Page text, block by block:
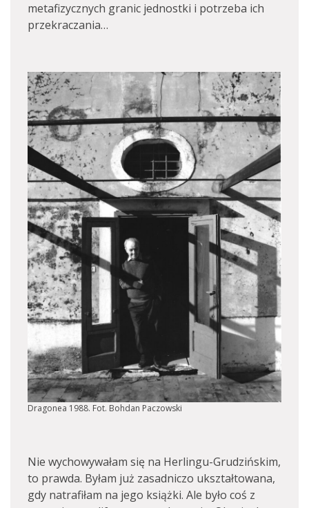
metafizycznych granic jednostki i potrzeba ich
przekraczania…
Dragonea 1988. Fot. Bohdan Paczowski
Nie wychowywałam się na Herlingu-Grudzińskim,
to prawda. Byłam już zasadniczo ukształtowana,
gdy natrafiłam na jego książki. Ale było coś z